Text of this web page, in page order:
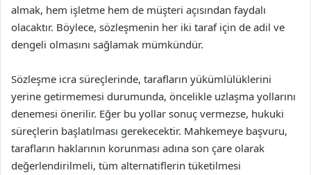
almak, hem işletme hem de müşteri açısından faydalı
olacaktır. Böylece, sözleşmenin her iki taraf için de adil ve
dengeli olmasını sağlamak mümkündür.
Sözleşme icra süreçlerinde, tarafların yükümlülüklerini
yerine getirmemesi durumunda, öncelikle uzlaşma yollarını
denemesi önerilir. Eğer bu yollar sonuç vermezse, hukuki
süreçlerin başlatılması gerekecektir. Mahkemeye başvuru,
tarafların haklarının korunması adına son çare olarak
değerlendirilmeli, tüm alternatiflerin tüketilmesi